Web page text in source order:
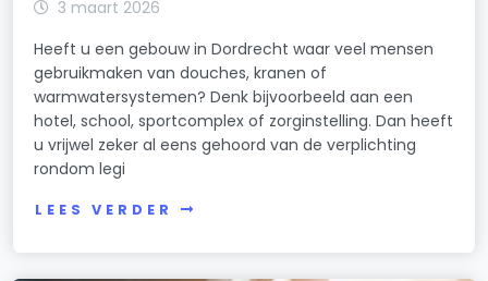
3 maart 2026
Heeft u een gebouw in Dordrecht waar veel mensen
gebruikmaken van douches, kranen of
warmwatersystemen? Denk bijvoorbeeld aan een
hotel, school, sportcomplex of zorginstelling. Dan heeft
u vrijwel zeker al eens gehoord van de verplichting
rondom legi
LEES VERDER